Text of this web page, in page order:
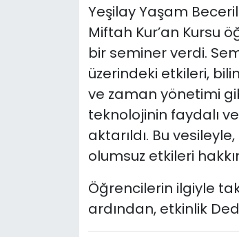
Yeşilay Yaşam
Miftah Kur’an Kursu
bir seminer verdi.
üzerindeki etkileri,
ve zaman yönetimi
teknolojinin faydalı
aktarıldı. Bu
olumsuz etkileri
Öğrencilerin ilgiyle
ardından, etkinlik